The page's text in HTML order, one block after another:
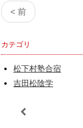
< 前
カテゴリ
松下村塾合宿
吉田松陰学